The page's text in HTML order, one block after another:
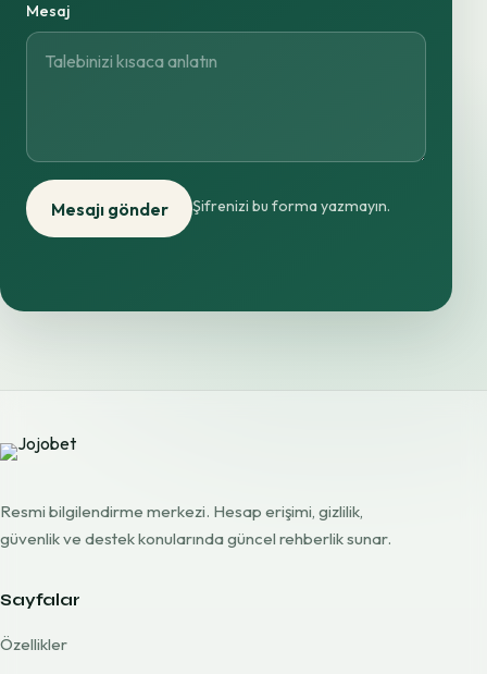
Mesaj
Mesajı gönder Şifrenizi bu forma yazmayın.
Resmi bilgilendirme merkezi. Hesap erişimi, gizlilik,
güvenlik ve destek konularında güncel rehberlik sunar.
Sayfalar
Özellikler